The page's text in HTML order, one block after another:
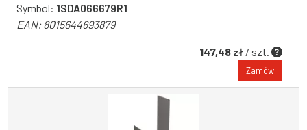
Symbol: 1SDA066679R1
EAN:8015644693879
147,48 zł / szt.
Zamów